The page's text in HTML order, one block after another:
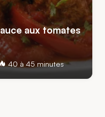
aux tomates
40 à 45 minutes